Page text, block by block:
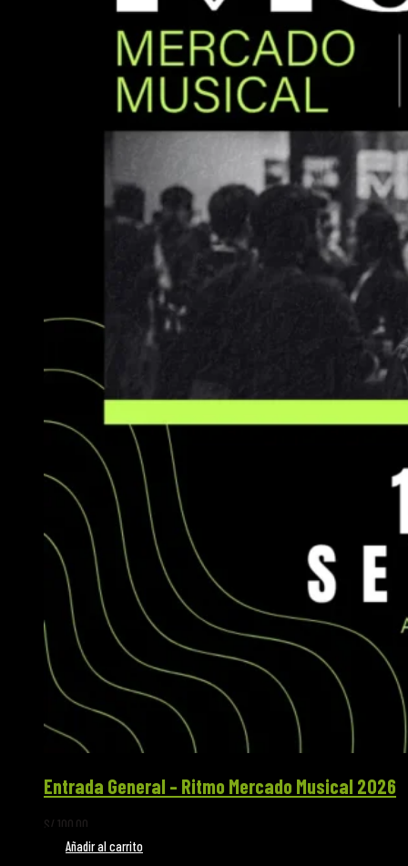
Entrada General – Ritmo Mercado Musical 2026
S/ 100.00
Añadir al carrito